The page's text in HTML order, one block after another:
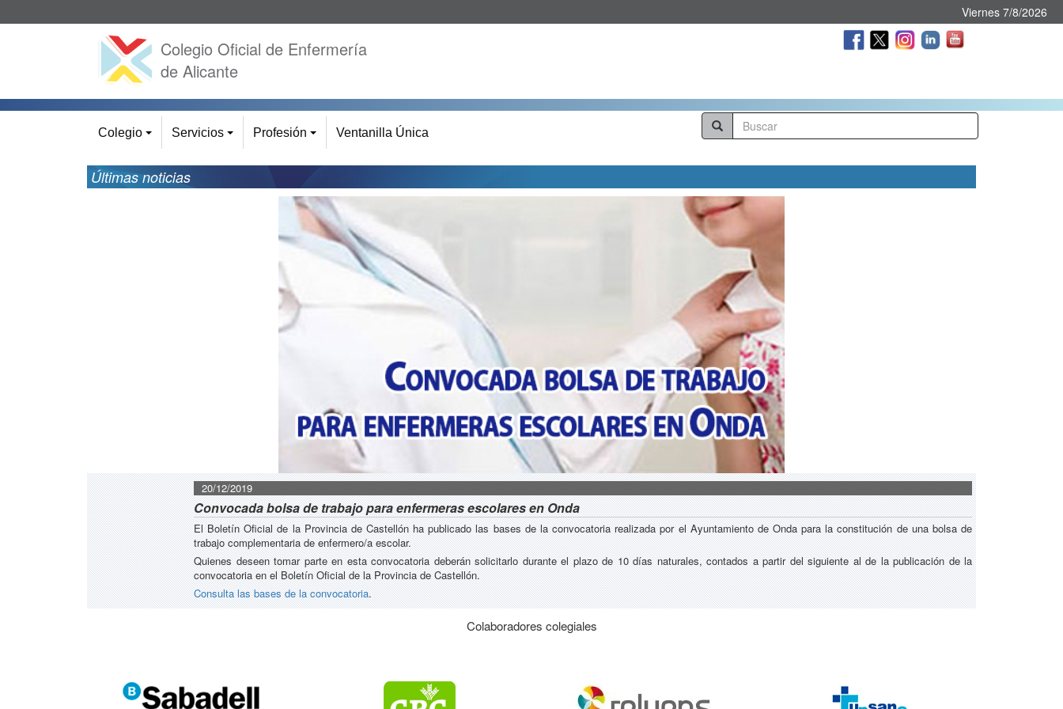
Viernes 7/8/2026
Colegio Oficial de Enfermería
de Alicante
Colegio Servicios Profesión Ventanilla Única
Últimas noticias
20/12/2019
Convocada bolsa de trabajo para enfermeras escolares en Onda
El Boletín Oficial de la Provincia de Castellón ha publicado las bases de la convocatoria realizada por el Ayuntamiento de Onda para la constitución de una bolsa de
trabajo complementaria de enfermero/a escolar.
Quienes deseen tomar parte en esta convocatoria deberán solicitarlo durante el plazo de 10 días naturales, contados a partir del siguiente al de la publicación de la
convocatoria en el Boletín Oficial de la Provincia de Castellón.
Consulta las bases de la convocatoria.
Colaboradores colegiales